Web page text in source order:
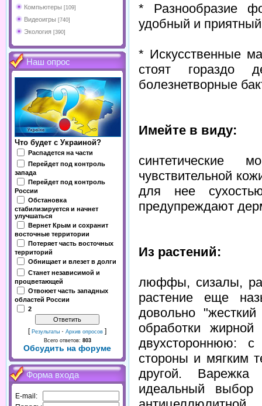
Компьютеры [109]
Видеоигры [740]
Экология [390]
Наш опрос
Что будет с Украиной?
Распадется на части
Перейдет под контроль
запада
Перейдет под контроль
России
Обстановка
стабилизируется и начнет
улучшаться
Вернет Крым и сохранит
восточные территории
Потеряет часть восточных
территорий
Обнищает и влезет в долги
Станет независимой и
процветающей
Отвоюет часть западных
областей России
2
[ Результаты · Архив опросов ]
Всего ответов: 803
Обсудить на форуме
Форма входа
E-mail:
* Разнообразие
удобный и
* Искусственные
стоят
болезнетворные
Имейте в виду:
синтетические
чувствительной
для нее
предупреждают
Из растений:
люффы, сизалы,
растение еще
довольно
обработки
двухстороннюю:
стороны и мягким
другой. Варежка
идеальный